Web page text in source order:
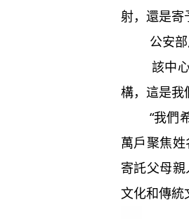
射，還是
公安部戶
該中心
構，這是我
“我們希
萬戶聚焦
寄託父母
文化和傳統